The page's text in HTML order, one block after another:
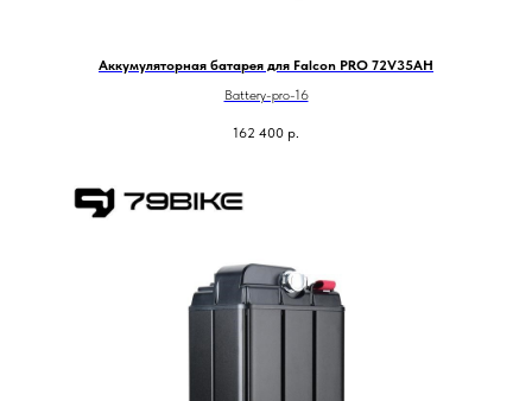
Аккумуляторная батарея для Falcon PRO 72V35AH
Battery-pro-16
162 400 р.